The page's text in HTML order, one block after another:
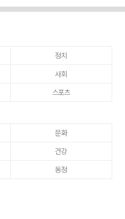
정치
사회
스포츠
문화
건강
동정